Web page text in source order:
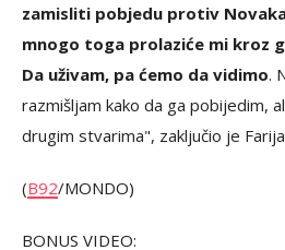
zamisliti pobjedu protiv
mnogo toga prolaziće mi kroz
Da uživam, pa ćemo da vidimo.
razmišljam kako da ga pobijedim,
drugim stvarima", zaključio je
(B92/MONDO)
BONUS VIDEO: